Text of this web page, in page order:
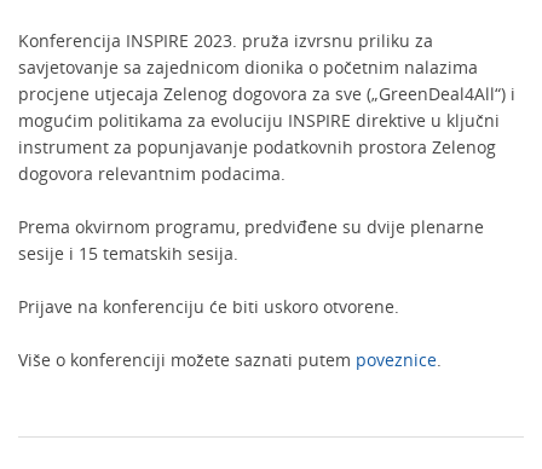
Konferencija INSPIRE 2023. pruža izvrsnu priliku za
savjetovanje sa zajednicom dionika o početnim nalazima
procjene utjecaja Zelenog dogovora za sve („GreenDeal4All“) i
mogućim politikama za evoluciju INSPIRE direktive u ključni
instrument za popunjavanje podatkovnih prostora Zelenog
dogovora relevantnim podacima.
Prema okvirnom programu, predviđene su dvije plenarne
sesije i 15 tematskih sesija.
Prijave na konferenciju će biti uskoro otvorene.
Više o konferenciji možete saznati putem poveznice.